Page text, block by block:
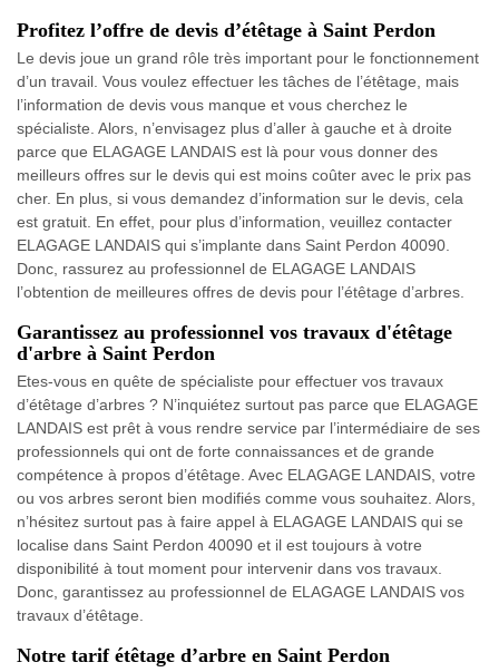
Profitez l’offre de devis d’étêtage à Saint Perdon
Le devis joue un grand rôle très important pour le fonctionnement
d’un travail. Vous voulez effectuer les tâches de l’étêtage, mais
l’information de devis vous manque et vous cherchez le
spécialiste. Alors, n’envisagez plus d’aller à gauche et à droite
parce que ELAGAGE LANDAIS est là pour vous donner des
meilleurs offres sur le devis qui est moins coûter avec le prix pas
cher. En plus, si vous demandez d’information sur le devis, cela
est gratuit. En effet, pour plus d’information, veuillez contacter
ELAGAGE LANDAIS qui s’implante dans Saint Perdon 40090.
Donc, rassurez au professionnel de ELAGAGE LANDAIS
l’obtention de meilleures offres de devis pour l’étêtage d’arbres.
Garantissez au professionnel vos travaux d'étêtage
d'arbre à Saint Perdon
Etes-vous en quête de spécialiste pour effectuer vos travaux
d’étêtage d’arbres ? N’inquiétez surtout pas parce que ELAGAGE
LANDAIS est prêt à vous rendre service par l’intermédiaire de ses
professionnels qui ont de forte connaissances et de grande
compétence à propos d’étêtage. Avec ELAGAGE LANDAIS, votre
ou vos arbres seront bien modifiés comme vous souhaitez. Alors,
n’hésitez surtout pas à faire appel à ELAGAGE LANDAIS qui se
localise dans Saint Perdon 40090 et il est toujours à votre
disponibilité à tout moment pour intervenir dans vos travaux.
Donc, garantissez au professionnel de ELAGAGE LANDAIS vos
travaux d’étêtage.
Notre tarif étêtage d’arbre en Saint Perdon